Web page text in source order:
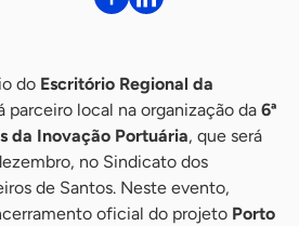
do Escritório Regional da
parceiro local na organização da 6ª
da Inovação Portuária, que será
no Sindicato dos
de Santos. Neste evento,
oficial do projeto Porto